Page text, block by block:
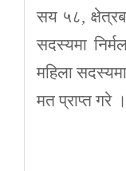
सय ५८,
सदस्यमा
महिला
मत प्राप्त गरे ।